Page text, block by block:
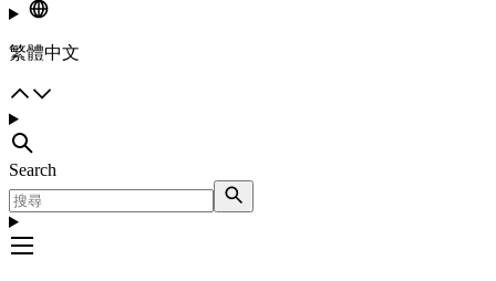
繁體中文
Search